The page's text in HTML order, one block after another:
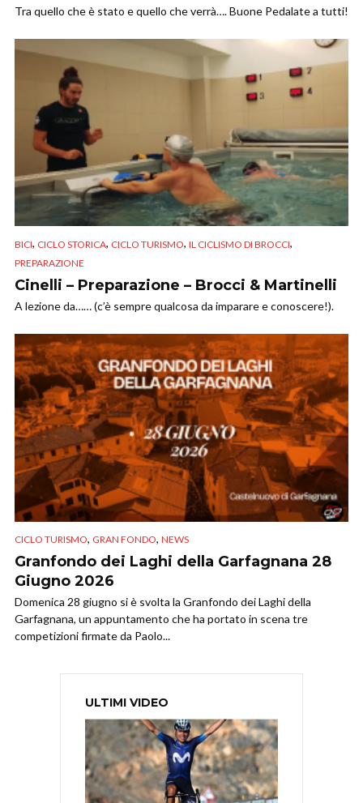
Tra quello che è stato e quello che verrà…. Buone Pedalate a tutti!
BICI, CICLO STORICA, CICLO TURISMO, IL CICLISMO DI BROCCI,
PREPARAZIONE
Cinelli – Preparazione – Brocci & Martinelli
A lezione da…… (c’è sempre qualcosa da imparare e conoscere!).
CICLO TURISMO, GRAN FONDO, NEWS
Granfondo dei Laghi della Garfagnana 28
Giugno 2026
Domenica 28 giugno si è svolta la Granfondo dei Laghi della
Garfagnana, un appuntamento che ha portato in scena tre
competizioni firmate da Paolo...
ULTIMI VIDEO